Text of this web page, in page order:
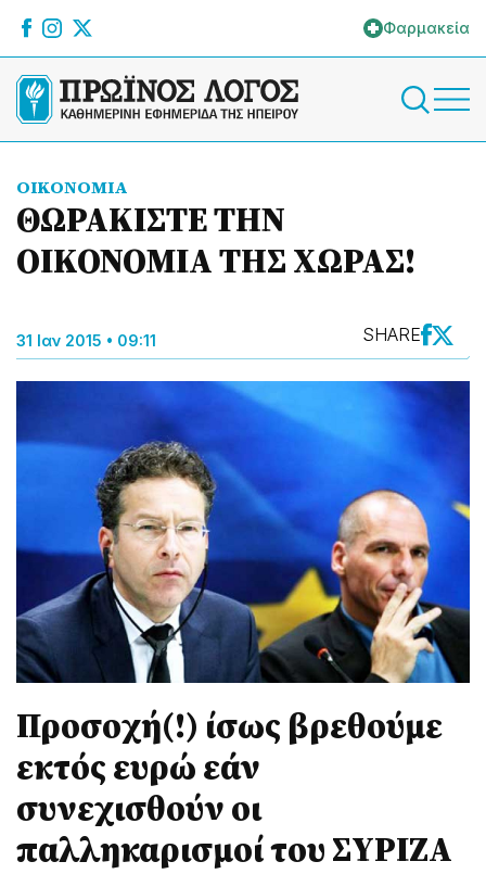
Φαρμακεία
ΟΙΚΟΝΟΜΙΑ
ΘΩΡΑΚΙΣΤΕ ΤΗΝ
ΟΙΚΟΝΟΜΙΑ ΤΗΣ ΧΩΡΑΣ!
31 Ιαν 2015 • 09:11 SHARE
Προσοχή(!) ίσως βρεθούμε
εκτός ευρώ εάν
συνεχισθούν οι
παλληκαρισμοί του ΣΥΡΙΖΑ